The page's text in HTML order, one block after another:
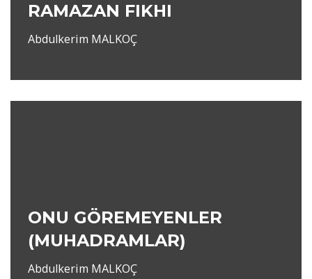
RAMAZAN FIKHI
Abdulkerim MALKOÇ
ONU GÖREMEYENLER
(MUHADRAMLAR)
Abdulkerim MALKOÇ